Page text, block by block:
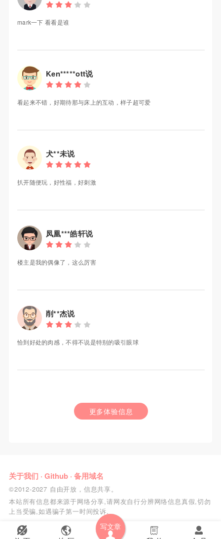
写文章
mark一下 看看是谁
Ken*****ott说
看起来不错，好期待那与床上的互动，样子超可爱
犬**未说
扒开随便玩，好性福，好刺激
凤凰***皓轩说
楼主是我的偶像了，这么厉害
削**杰说
恰到好处的肉感，不得不说是特别的吸引眼球
更多体验信息
关于我们 · Github· 备用域名
©2012-2027 自由开放，信息共享。
本站所有信息都来源于网络分享,请网友自行分辨网络信息真假,切勿
上当受骗,如遇骗子第一时间投诉.